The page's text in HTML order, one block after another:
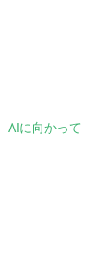
AIに向かって